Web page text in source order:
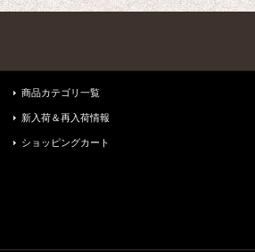
商品カテゴリ一覧
新入荷＆再入荷情報
ショッピングカート